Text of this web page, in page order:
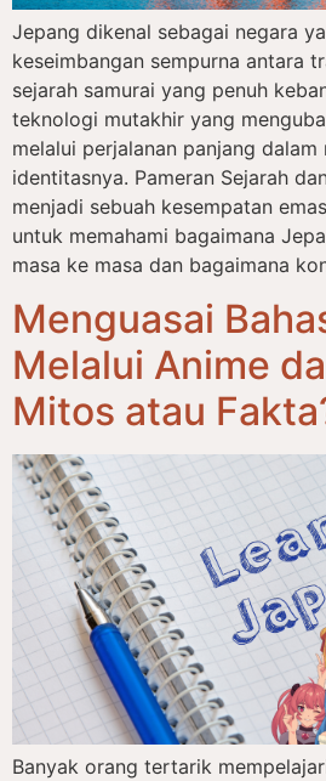
Jepang dikenal sebagai negara
keseimbangan sempurna antara
sejarah samurai yang penuh
teknologi mutakhir yang
melalui perjalanan panjang dalam
identitasnya. Pameran Sejarah
menjadi sebuah kesempatan
untuk memahami bagaimana
masa ke masa dan bagaimana
Menguasai
Melalui Anime
Mitos atau
Banyak orang tertarik